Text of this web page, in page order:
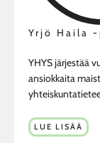
Yrjö Haila
YHYS järjestää
ansiokkaita
LUE LISÄÄ